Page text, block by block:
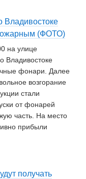
Владивостоке
(ФОТО)
на улице
Владивостоке
фонари. Далее
возгорание
стали
от фонарей
часть. На место
прибыли
получать